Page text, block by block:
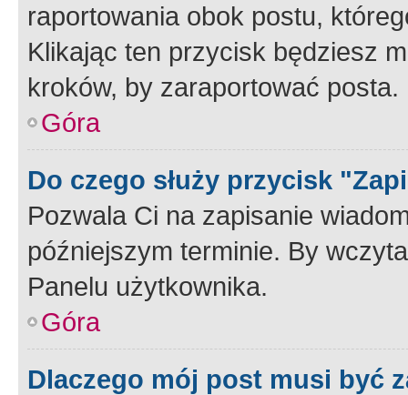
raportowania obok postu,
Klikając ten przycisk będziesz
kroków, by zaraportować posta.
Góra
Do czego służy przycisk
Pozwala Ci na zapisanie
późniejszym terminie. By
Panelu użytkownika.
Góra
Dlaczego mój post musi być